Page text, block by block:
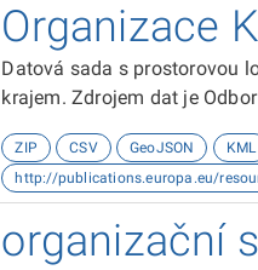
Organizace
Datová sada s prostorovou
krajem. Zdrojem dat je
ZIP CSV GeoJSON KML
http://publications.europa.eu/
organizační